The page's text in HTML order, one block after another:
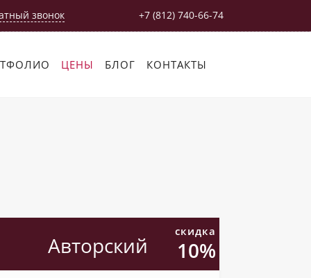
звонок +7 (812) 740-66-74
ЦЕНЫ БЛОГ КОНТАКТЫ
скидка
10%
Авторский